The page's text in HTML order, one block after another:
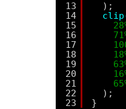
13
14
15
16
17
18
19
20
21
22
23
);
);
}